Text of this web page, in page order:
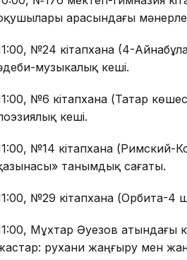
арасындағы
№24 кітапхана (4-
музыкалық кеші.
№6 кітапхана (Татар
кеші.
№14 кітапхана (Римский-
танымдық сағаты.
№29 кітапхана (Орбита-4
Мұхтар Әуезов атындағы
рухани жаңғыру мен